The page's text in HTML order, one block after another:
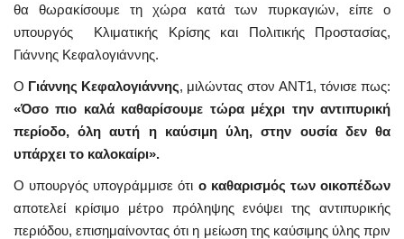
θα θωρακίσουμε τη χώρα κατά των πυρκαγιών, είπε ο
υπουργός Κλιματικής Κρίσης και Πολιτικής Προστασίας,
Γιάννης Κεφαλογιάννης.
Ο Γιάννης Κεφαλογιάννης, μιλώντας στον ANT1, τόνισε πως:
«Όσο πιο καλά καθαρίσουμε τώρα μέχρι την αντιπυρική
περίοδο, όλη αυτή η καύσιμη ύλη, στην ουσία δεν θα
υπάρχει το καλοκαίρι».
Ο υπουργός υπογράμμισε ότι ο καθαρισμός των οικοπέδων
αποτελεί κρίσιμο μέτρο πρόληψης ενόψει της αντιπυρικής
περιόδου, επισημαίνοντας ότι η μείωση της καύσιμης ύλης πριν